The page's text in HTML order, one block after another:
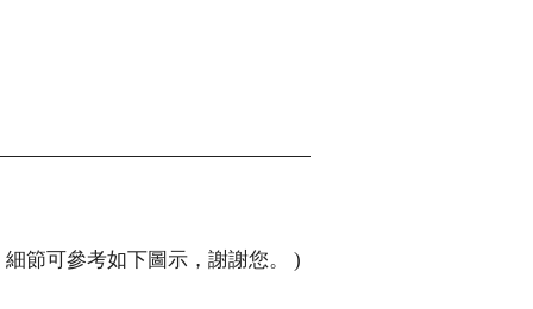
節可參考如下圖示，謝謝您。 )